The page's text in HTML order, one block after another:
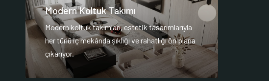
Modern Koltuk Takımı
Modern koltuk takımları, estetik tasarımlarıyla
her türlü iç mekânda şıklığı ve rahatlığı ön plana
çıkarıyor.